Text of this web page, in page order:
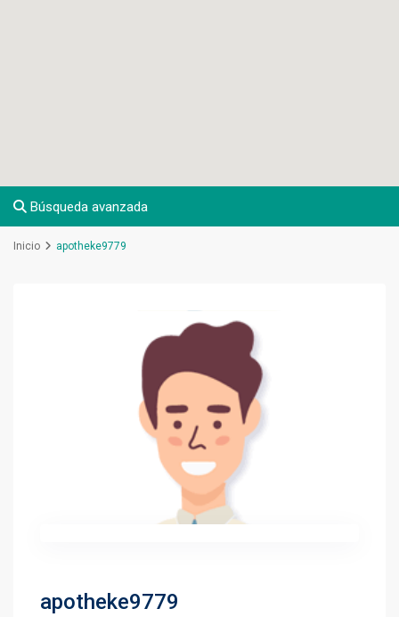
Búsqueda avanzada
Inicio apotheke9779
apotheke9779